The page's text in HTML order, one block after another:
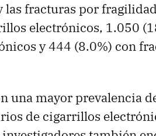
fracturas por
electrónicos, 1.050
y 444 (8.0%) con
una mayor prevalencia
de cigarrillos